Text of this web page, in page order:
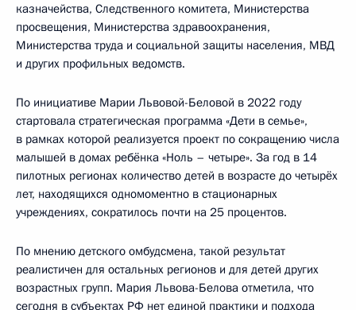
казначейства, Следственного комитета, Министерства
просвещения, Министерства здравоохранения,
Министерства труда и социальной защиты населения, МВД
и других профильных ведомств.
По инициативе Марии Львовой-Беловой в 2022 году
стартовала стратегическая программа «Дети в семье»,
в рамках которой реализуется проект по сокращению числа
малышей в домах ребёнка «Ноль – четыре». За год в 14
пилотных регионах количество детей в возрасте до четырёх
лет, находящихся одномоментно в стационарных
учреждениях, сократилось почти на 25 процентов.
По мнению детского омбудсмена, такой результат
реалистичен для остальных регионов и для детей других
возрастных групп. Мария Львова-Белова отметила, что
сегодня в субъектах РФ нет единой практики и подхода